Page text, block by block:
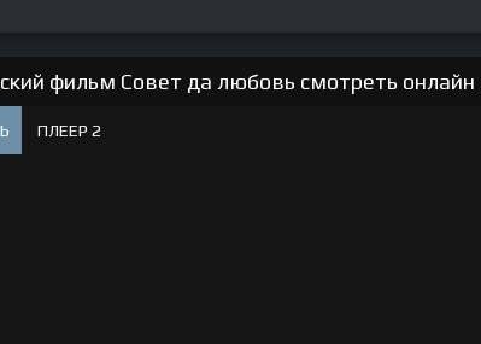
фильм Совет да любовь смотреть онлайн
ПЛЕЕР 2